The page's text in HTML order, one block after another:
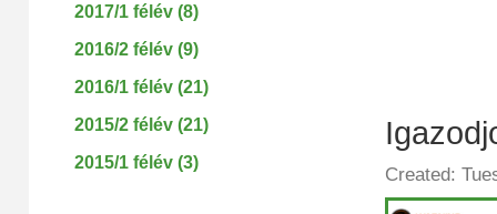
2017/1 félév (8)
2016/2 félév (9)
2016/1 félév (21)
2015/2 félév (21)
2015/1 félév (3)
Created: